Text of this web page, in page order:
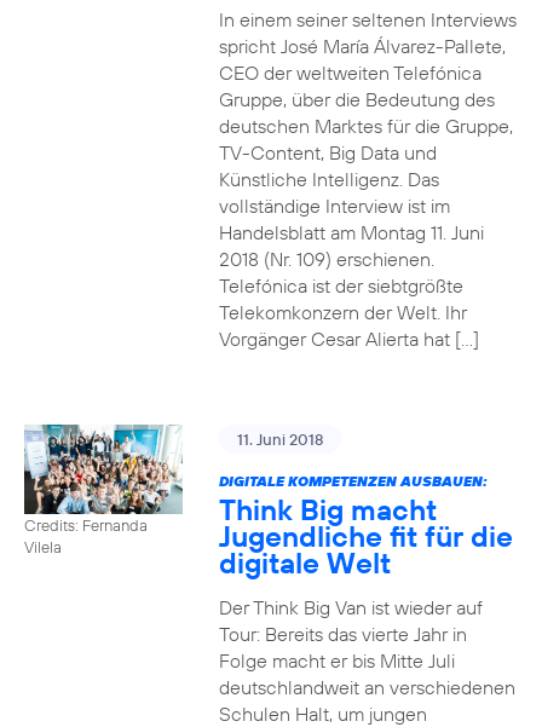
In einem seiner seltenen Interviews
spricht José María Álvarez-Pallete,
CEO der weltweiten Telefónica
Gruppe, über die Bedeutung des
deutschen Marktes für die Gruppe,
TV-Content, Big Data und
Künstliche Intelligenz. Das
vollständige Interview ist im
Handelsblatt am Montag 11. Juni
2018 (Nr. 109) erschienen.
Telefónica ist der siebtgrößte
Telekomkonzern der Welt. Ihr
Vorgänger Cesar Alierta hat […]
Credits: Fernanda
Vilela
11. Juni 2018
DIGITALE KOMPETENZEN AUSBAUEN:
Think Big macht
Jugendliche fit für die
digitale Welt
Der Think Big Van ist wieder auf
Tour: Bereits das vierte Jahr in
Folge macht er bis Mitte Juli
deutschlandweit an verschiedenen
Schulen Halt, um jungen